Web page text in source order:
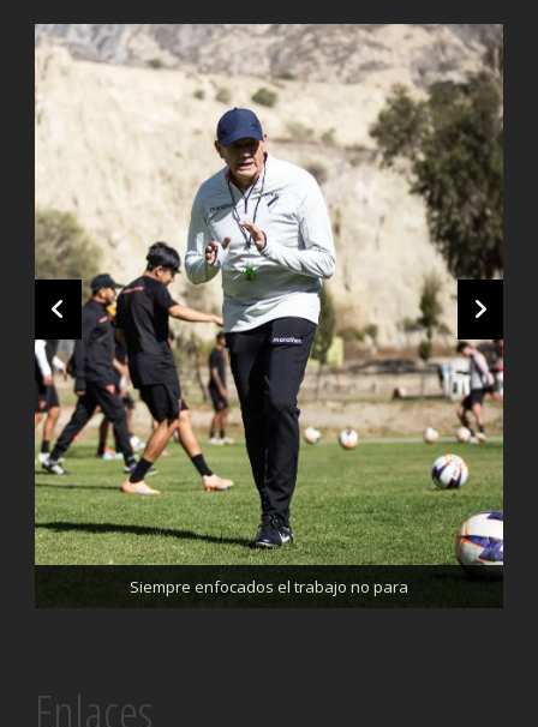
Siempre enfocados el trabajo no para
Trabajando enfocados, listos para el partido de mañana
Enlaces